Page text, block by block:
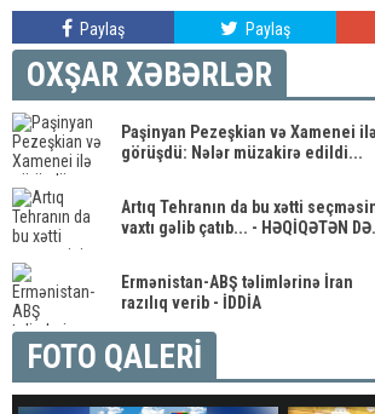
Paylaş Paylaş
OXŞAR XƏBƏRLƏR
Paşinyan Pezeşkian və Xamenei ilə
görüşdü: Nələr müzakirə edildi...
Artıq Tehranın da bu xətti
vaxtı gəlib çatıb... - HƏQİQƏTƏN
Ermənistan-ABŞ təlimlərinə İran
razılıq verib - İDDİA
FOTO QALERİ